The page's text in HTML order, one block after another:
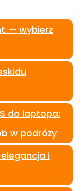
— wybierz
do laptopa:
w podróży
i